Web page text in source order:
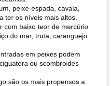
peixe-espada, cavala,
ter os níveis mais altos.
com baixo teor de mercúrio
do mar, truta, caranguejo
em peixes podem
ou scombroides
são os mais propensos a